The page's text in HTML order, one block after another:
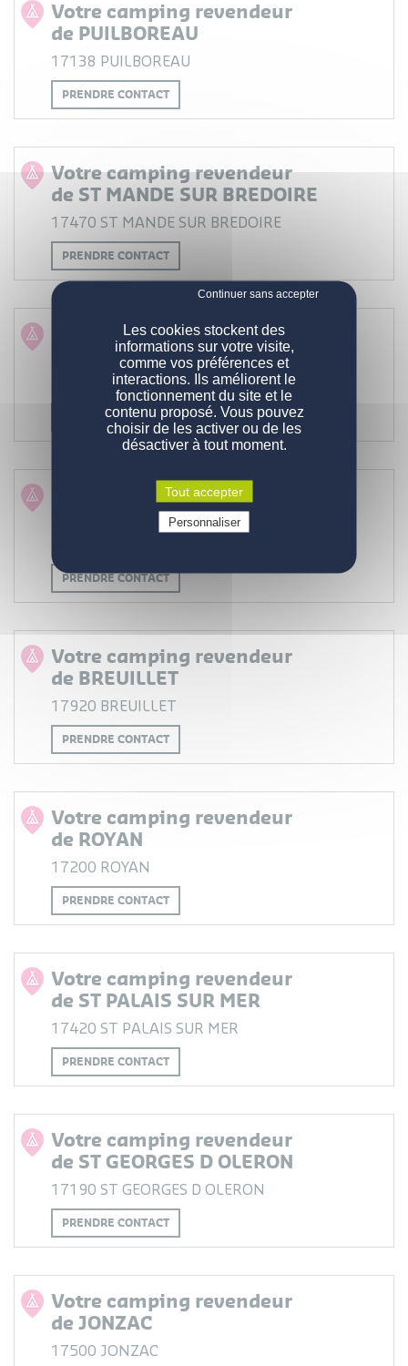
NOS MOBIL-HOMES
Nos modèles
Nos gammes
PERSONNALISATION
Configurations de série
DEVENIR PROPRIÉTAIRE
Pourquoi acheter un mobil-home ?
Comment devenir propriétaire ?
Prix d'un mobil-home neuf
Questions / réponses
ENGAGEMENTS
La qualité des produits
Qui sommes-nous
CONTACT
Demande d'informations
VOUS ÊTES UN PROFESSIONNEL
Votre camping revendeur
de PUILBOREAU
17138 PUILBOREAU
PRENDRE CONTACT
Votre camping revendeur
de ST MANDE SUR BREDOIRE
17470 ST MANDE SUR BREDOIRE
PRENDRE CONTACT
Votre camping revendeur
de SAINT PALAIS SUR MER
17420 SAINT PALAIS SUR MER
PRENDRE CONTACT
Votre camping revendeur
de LA TREMBLADE
PRENDRE CONTACT
Votre camping revendeur
de BREUILLET
17920 BREUILLET
PRENDRE CONTACT
Votre camping revendeur
de ROYAN
17200 ROYAN
PRENDRE CONTACT
Votre camping revendeur
de ST PALAIS SUR MER
17420 ST PALAIS SUR MER
PRENDRE CONTACT
Votre camping revendeur
de ST GEORGES D OLERON
17190 ST GEORGES D OLERON
PRENDRE CONTACT
Votre camping revendeur
de JONZAC
17500 JONZAC
Les cookies stockent des
informations sur votre visite,
comme vos préférences et
interactions. Ils améliorent le
fonctionnement du site et le
contenu proposé. Vous pouvez
choisir de les activer ou de les
désactiver à tout moment.
Tout accepter
Personnaliser